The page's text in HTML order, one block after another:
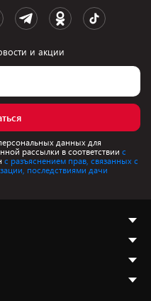
и акции
данных для
рассылки в соответствии с
с разъяснением прав, связанных с
последствиями дачи